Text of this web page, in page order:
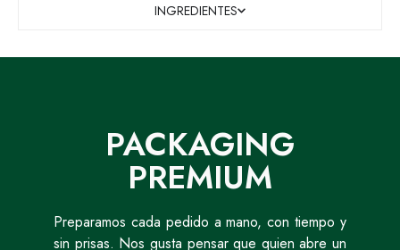
INGREDIENTES
PACKAGING
PREMIUM
Preparamos cada pedido a mano, con tiempo y
sin prisas. Nos gusta pensar que quien abre un